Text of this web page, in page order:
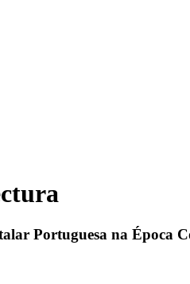
Portuguesa na Época